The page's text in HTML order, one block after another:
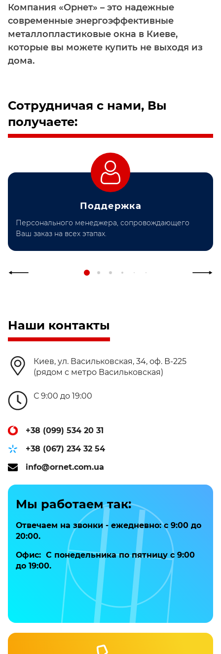
Компания «Орнет» – это надежные
современные энергоэффективные
металлопластиковые окна в Киеве,
которые вы можете купить не выходя из
дома.
Сотрудничая с нами, Вы
получаете:
Поддержка
Персонального менеджера, сопровождающего
Ваш заказ на всех этапах.
Наши контакты
Киев, ул. Васильковская, 34, оф. В-225
(рядом с метро Васильковская)
С 9:00 до 19:00
+38 (099) 534 20 31
+38 (067) 234 32 54
info@ornet.com.ua
Мы работаем так:
Отвечаем на звонки - ежедневно: с 9:00 до
20:00.
Офис: С понедельника по пятницу с 9:00
до 19:00.